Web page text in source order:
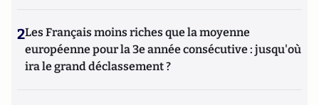
2Les Français moins riches que la moyenne
européenne pour la 3e année consécutive : jusqu'où
ira le grand déclassement ?